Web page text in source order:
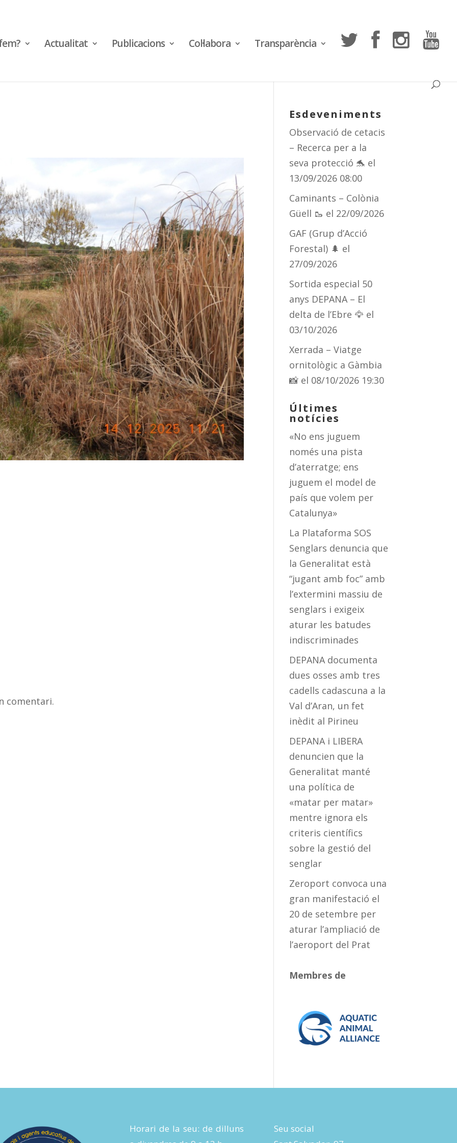
Actualitat Publicacions Col·labora Transparència
comentari.
Esdeveniments
Observació de cetacis
– Recerca per a la
seva protecció 🐬 el
13/09/2026 08:00
Caminants – Colònia
Güell 🥾 el 22/09/2026
GAF (Grup d’Acció
Forestal) 🌲 el
27/09/2026
Sortida especial 50
anys DEPANA – El
delta de l’Ebre 🦅 el
03/10/2026
Xerrada – Viatge
ornitològic a Gàmbia
📸 el 08/10/2026 19:30
Últimes
notícies
«No ens juguem
només una pista
d’aterratge; ens
juguem el model de
país que volem per
Catalunya»
La Plataforma SOS
Senglars denuncia que
la Generalitat està
“jugant amb foc” amb
l’extermini massiu de
senglars i exigeix
aturar les batudes
indiscriminades
DEPANA documenta
dues osses amb tres
cadells cadascuna a la
Val d’Aran, un fet
inèdit al Pirineu
DEPANA i LIBERA
denuncien que la
Generalitat manté
una política de
«matar per matar»
mentre ignora els
criteris científics
sobre la gestió del
senglar
Zeroport convoca una
gran manifestació el
20 de setembre per
aturar l’ampliació de
l’aeroport del Prat
Membres de
Horari de la seu: de dilluns
Seu social